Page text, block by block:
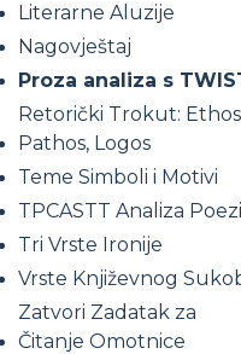
Literarne Aluzije
Nagovještaj
Proza analiza s
Retorički Trokut:
Pathos, Logos
Teme Simboli i Motivi
TPCASTT Analiza
Tri Vrste Ironije
Vrste Književnog
Zatvori Zadatak za
Čitanje Omotnice